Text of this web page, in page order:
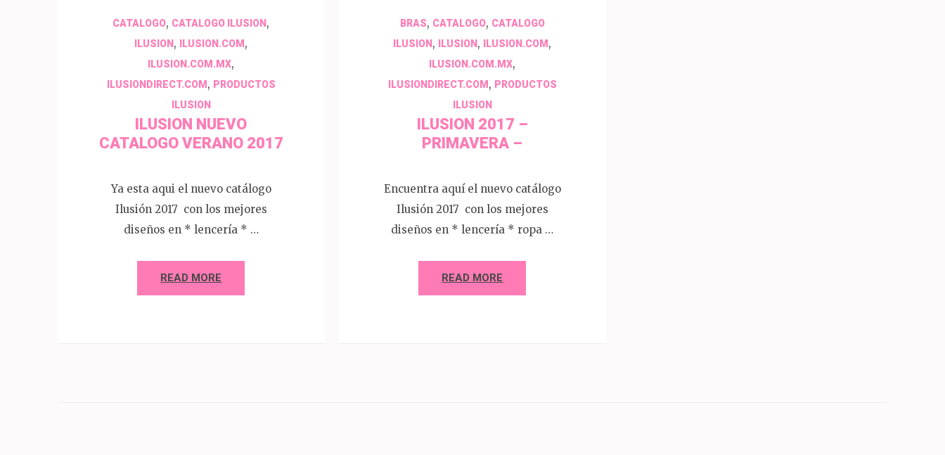
CATALOGO, CATALOGO ILUSION ,
ILUSION , ILUSION.COM ,
ILUSION.COM.MX,
ILUSIONDIRECT.COM , PRODUCTOS
ILUSION
ILUSION NUEVO
CATALOGO VERANO 2017
Ya esta aqui el nuevo catálogo
Ilusión 2017 con los mejores
diseños en * lencería * …
READ MORE
BRAS, CATALOGO, CATALOGO
ILUSION , ILUSION , ILUSION.COM ,
ILUSION.COM.MX,
ILUSIONDIRECT.COM , PRODUCTOS
ILUSION
ILUSION 2017 –
PRIMAVERA –
Encuentra aquí el nuevo catálogo
Ilusión 2017 con los mejores
diseños en * lencería * ropa …
READ MORE